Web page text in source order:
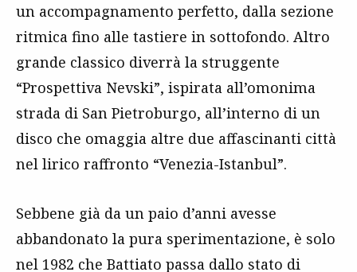
un accompagnamento perfetto, dalla sezione
ritmica fino alle tastiere in sottofondo. Altro
grande classico diverrà la struggente
“Prospettiva Nevski”, ispirata all’omonima
strada di San Pietroburgo, all’interno di un
disco che omaggia altre due affascinanti città
nel lirico raffronto “Venezia-Istanbul”.
Sebbene già da un paio d’anni avesse
abbandonato la pura sperimentazione, è solo
nel 1982 che Battiato passa dallo stato di